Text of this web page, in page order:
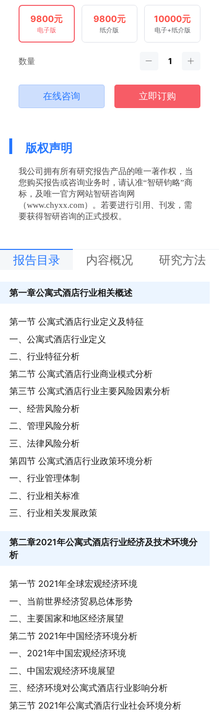
9800元
电子版
9800元
纸介版
10000元
电子+纸介版
数量
在线咨询 立即订购
版权声明
我公司拥有所有研究报告产品的唯一著作权，当
您购买报告或咨询业务时，请认准“智研钧略”商
标，及唯一官方网站智研咨询网
（www.chyxx.com）。若要进行引用、刊发，需
要获得智研咨询的正式授权。
报告目录 内容概况 研究方法
第一章公寓式酒店行业相关概述
第一节 公寓式酒店行业定义及特征
一、公寓式酒店行业定义
二、行业特征分析
第二节 公寓式酒店行业商业模式分析
第三节 公寓式酒店行业主要风险因素分析
一、经营风险分析
二、管理风险分析
三、法律风险分析
第四节 公寓式酒店行业政策环境分析
一、行业管理体制
二、行业相关标准
三、行业相关发展政策
第二章2021年公寓式酒店行业经济及技术环境分
析
第一节 2021年全球宏观经济环境
一、当前世界经济贸易总体形势
二、主要国家和地区经济展望
第二节 2021年中国经济环境分析
一、2021年中国宏观经济环境
二、中国宏观经济环境展望
三、经济环境对公寓式酒店行业影响分析
第三节 2021年公寓式酒店行业社会环境分析